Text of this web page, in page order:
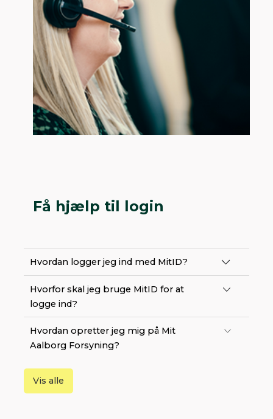
Få hjælp til login
Hvordan logger jeg ind med MitID?
Hvorfor skal jeg bruge MitID for at
logge ind?
Hvordan opretter jeg mig på Mit
Aalborg Forsyning?
Vis alle